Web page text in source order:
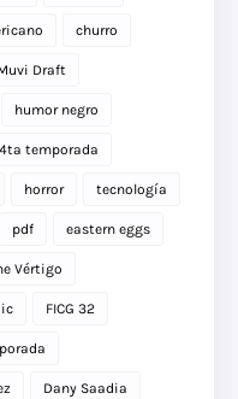
churro
Draft
humor negro
4ta temporada
horror tecnología
pdf eastern eggs
Vértigo
FICG 32
Dany Saadia